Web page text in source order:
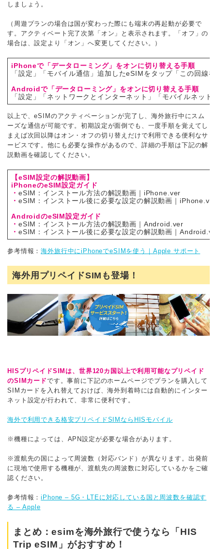
しましょう。
（周遊プランの場合は国が変わった際にも端末の再起動が必要で
す。アクティベート完了次第「オン」と表示されます。「オフ」の
場合は、設定より「オン」へ変更してください。）
iPhoneで「データローミング」をオンに切り替える手順
「設定」
「モバイル通信」追加したeSIMをタップ 「この回線
Androidで「データローミング」をオンに切り替える手順
「設定」
「ネットワークとインターネット」 「モバイルネット
以上で、eSIMのアクティベーションが完了し、海外旅行中にスム
ーズな通信が可能です。初期設定が面倒でも、一度手順を覚えてし
まえば次回以降はオン・オフの切り替えだけで利用できる便利なサ
ービスです。他にも必要な操作があるので、詳細の手順は下記の解
説動画を確認してください。
【eSIM設定の解説動画】
iPhoneのeSIM設定ガイド
・ eSIM：インストール方法の解説動画｜iPhone.ver
・ eSIM：インストール後に必要な設定の解説動画｜iPhone.ver
AndroidのeSIM設定ガイド
・ eSIM：インストール方法の解説動画｜Android.ver
・ eSIM：インストール後に必要な設定の解説動画｜
参考情報：海外旅行中にiPhoneでeSIMを使う｜Apple サポート
海外用プリペイドSIMも登場！
HISプリペイドSIMは、世界120カ国以上で利用可能なプリペイド
のSIMカードです。事前に下記のホームページでプランを購入して
SIMカードを入れ替えておけば、海外到着時には自動的にインター
ネット設定が行われて、非常に便利です。
海外で利用できる格安プリペイドSIMならHISモバイル
※機種によっては、APN設定が必要な場合があります。
※渡航先の国によって周波数（対応バンド）が異なります。出発前
に現地で使用する機種が、渡航先の周波数に対応しているかをご確
認ください。
参考情報：iPhone – 5G・LTEに対応している国と周波数を確認す
る – Apple
まとめ：esimを海外旅行で使うなら「HIS
Trip eSIM」がおすすめ！